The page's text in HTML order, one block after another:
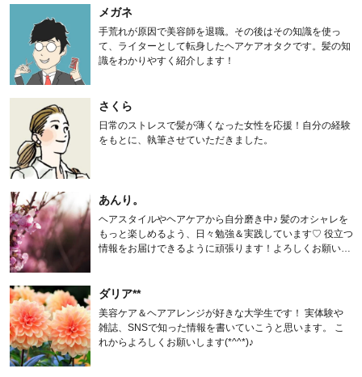
メガネ
手荒れが原因で美容師を退職。その後はその知識を使っ
て、ライターとして転身したヘアケアオタクです。髪の知
識をわかりやすく紹介します！
さくら
日常のストレスで髪が薄くなった女性を応援！自分の経験
をもとに、執筆させていただきました。
あんり。
ヘアスタイルやヘアケアから自分磨き中♪ 髪のオシャレを
もっと楽しめるよう、日々勉強＆実践しています♡ 役立つ
情報をお届けできるように頑張ります！よろしくお願いし
ダリア**
美容ケア＆ヘアアレンジが好きな大学生です！ 実体験や
雑誌、SNSで知った情報を書いていこうと思います。 こ
れからよろしくお願いします(*^^*)♪